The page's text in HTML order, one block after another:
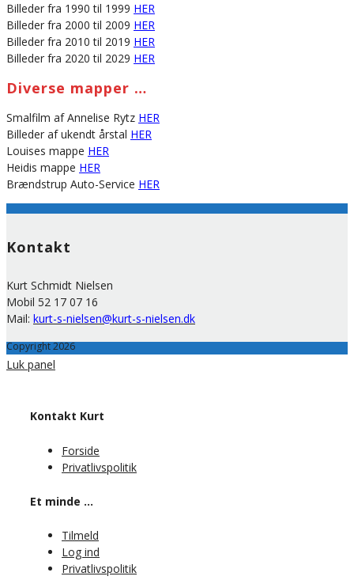
Billeder fra 1990 til 1999 HER
Billeder fra 2000 til 2009 HER
Billeder fra 2010 til 2019 HER
Billeder fra 2020 til 2029 HER
Diverse mapper …
Smalfilm af Annelise Rytz HER
Billeder af ukendt årstal HER
Louises mappe HER
Heidis mappe HER
Brændstrup Auto-Service HER
Kontakt
Kurt Schmidt Nielsen
Mobil 52 17 07 16
Mail: kurt-s-nielsen@kurt-s-nielsen.dk
Copyright 2026
Luk panel
Kontakt Kurt
Forside
Privatlivspolitik
Et minde …
Tilmeld
Log ind
Privatlivspolitik